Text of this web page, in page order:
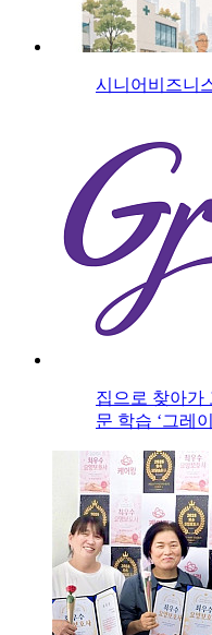
시니어비즈니
집으로 찾아가
문 학습 ‘그레